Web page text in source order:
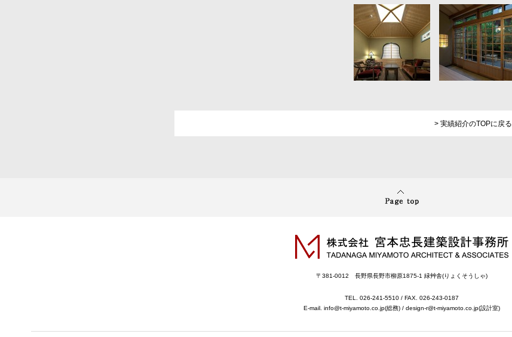
> 実績紹介のTOPに戻る
〒381-0012 長野県長野市柳原1875-1 緑艸舎(りょくそうしゃ)
TEL. 026-241-5510 / FAX. 026-243-0187
E-mail. info@t-miyamoto.co.jp(総務) / design-r@t-miyamoto.co.jp(設計室)